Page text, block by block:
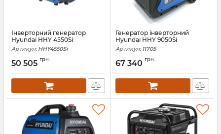
Інверторний генератор
Hyundai HHY 4550Si
Артикул: HHY4550Si
50 505 грн.
Генератор інверторний
Hyundai HHY 9050Si
Артикул: 11705
67 340 грн.